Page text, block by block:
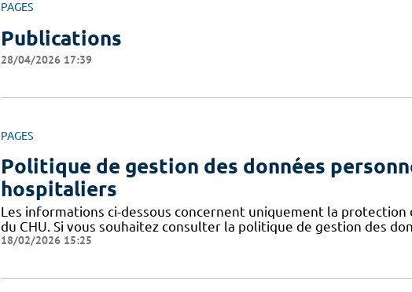
PAGES
Publications
28/04/2026 17:39
PAGES
Politique de gestion des données
hospitaliers
Les informations ci-dessous concernent uniquement la protection
du CHU. Si vous souhaitez consulter la politique de gestion des
18/02/2026 15:25